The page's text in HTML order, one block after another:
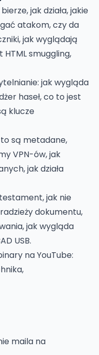
jak działa, jakie
atakom, czy da
jak wyglądają
smuggling,
jak wygląda
haseł, co to jest
klucze
są metadane,
VPN-ów, jak
jak działa
jak nie
dokumentu,
jak wygląda
USB.
na YouTube:
,
maila na